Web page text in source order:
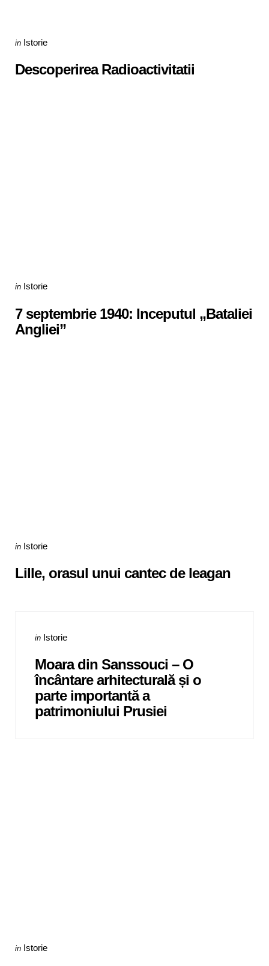
Categories
Posted
in Istorie
Descoperirea Radioactivitatii
Categories
Posted
in Istorie
7 septembrie 1940: Inceputul „Bataliei
Angliei”
Categories
Posted
in Istorie
Lille, orasul unui cantec de leagan
Categories
Posted
in Istorie
Moara din Sanssouci – O
încântare arhitecturală și o
parte importantă a
patrimoniului Prusiei
Categories
Posted
in Istorie